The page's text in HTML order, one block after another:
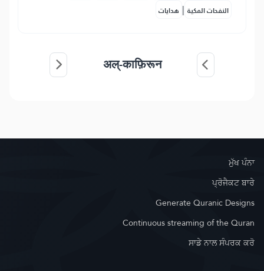
النفحات المكية | هدايات
अल्-काफ़िरून
ਮੁੱਖ ਪੰਨਾ
ਪ੍ਰੋਜੈਕਟ ਬਾਰੇ
Generate Quranic Designs
Continuous streaming of the Quran
ਸਾਡੇ ਨਾਲ ਸੰਪਰਕ ਕਰੋ